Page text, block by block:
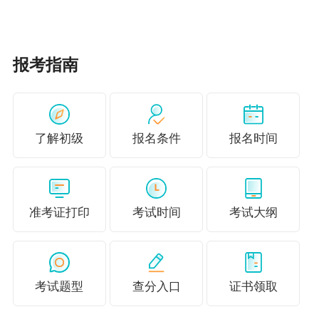
报考指南
了解初级 报名条件 报名时间
准考证打印 考试时间 考试大纲
考试题型 查分入口 证书领取